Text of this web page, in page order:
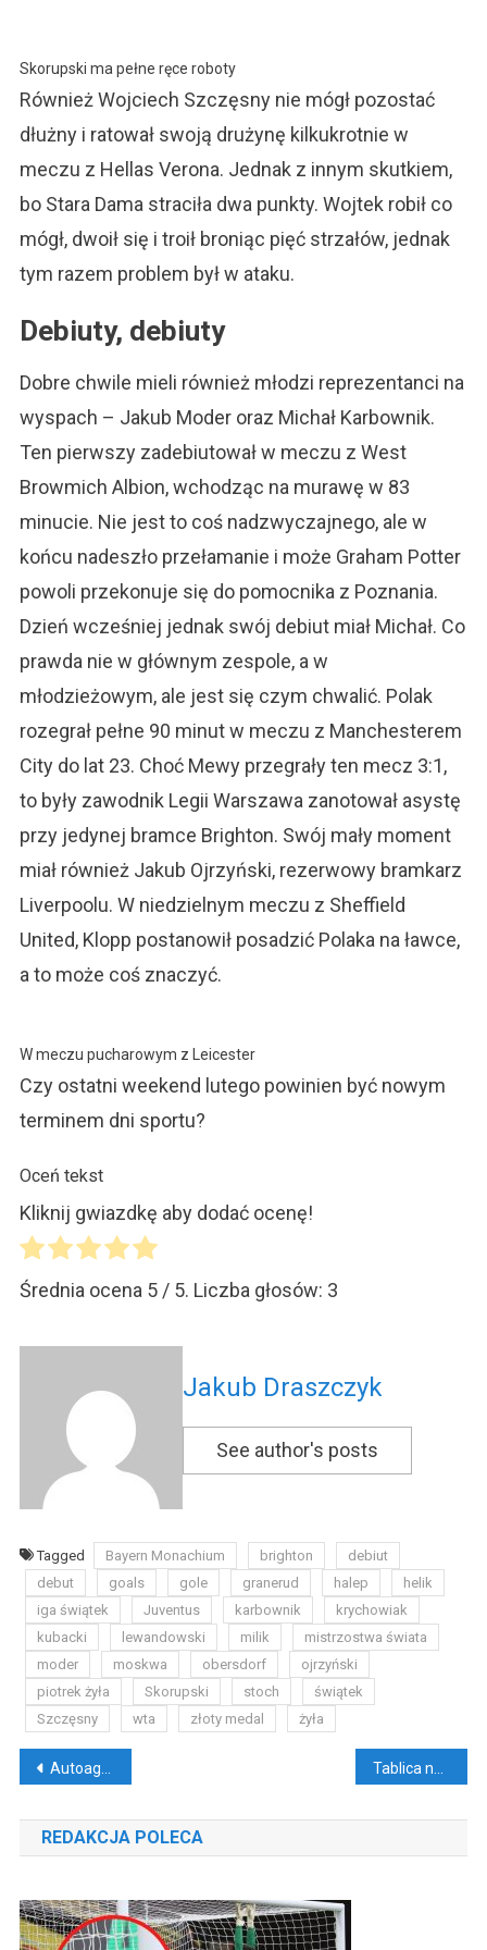
Skorupski ma pełne ręce roboty
Również Wojciech Szczęsny nie mógł pozostać
dłużny i ratował swoją drużynę kilkukrotnie w
meczu z Hellas Verona. Jednak z innym skutkiem,
bo Stara Dama straciła dwa punkty. Wojtek robił co
mógł, dwoił się i troił broniąc pięć strzałów, jednak
tym razem problem był w ataku.
Debiuty, debiuty
Dobre chwile mieli również młodzi reprezentanci na
wyspach – Jakub Moder oraz Michał Karbownik.
Ten pierwszy zadebiutował w meczu z West
Browmich Albion, wchodząc na murawę w 83
minucie. Nie jest to coś nadzwyczajnego, ale w
końcu nadeszło przełamanie i może Graham Potter
powoli przekonuje się do pomocnika z Poznania.
Dzień wcześniej jednak swój debiut miał Michał. Co
prawda nie w głównym zespole, a w
młodzieżowym, ale jest się czym chwalić. Polak
rozegrał pełne 90 minut w meczu z Manchesterem
City do lat 23. Choć Mewy przegrały ten mecz 3:1,
to były zawodnik Legii Warszawa zanotował asystę
przy jedynej bramce Brighton. Swój mały moment
miał również Jakub Ojrzyński, rezerwowy bramkarz
Liverpoolu. W niedzielnym meczu z Sheffield
United, Klopp postanowił posadzić Polaka na ławce,
a to może coś znaczyć.
W meczu pucharowym z Leicester
Czy ostatni weekend lutego powinien być nowym
terminem dni sportu?
Oceń tekst
Kliknij gwiazdkę aby dodać ocenę!
Średnia ocena 5/ 5. Liczba głosów: 3
Jakub Draszczyk
See author's posts
Tagged Bayern Monachium brighton
debiut
debut
goals gole granerud halep
helik
iga świątek
Juventus karbownik
krychowiak
kubacki
lewandowski milik
mistrzostwa świata
moder
moskwa obersdorf
ojrzyński
piotrek żyła
Skorupski stoch
świątek
Szczęsny
wta złoty medal żyła
Nawigacja
wpisu
Autoagresja. Dlaczego ktoś krzywdzi samego siebie? Tablica na Instagramie. 5 sposobów na estetyczny profil
REDAKCJA POLECA